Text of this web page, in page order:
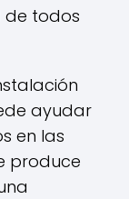
todos
ayudar
en las
produce